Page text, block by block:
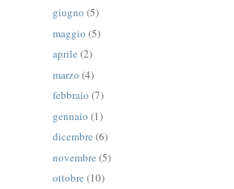
giugno (5)
maggio (5)
aprile (2)
marzo (4)
febbraio (7)
gennaio (1)
dicembre (6)
novembre (5)
ottobre (10)